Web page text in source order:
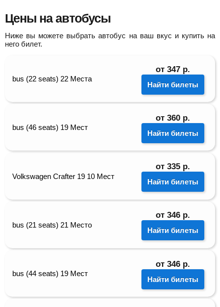
Цены на автобусы
Ниже вы можете выбрать автобус на ваш вкус и купить на
него билет.
bus (22 seats) 22 Места
от 347 р.
Найти билеты
bus (46 seats) 19 Мест
от 360 р.
Найти билеты
Volkswagen Crafter 19 10 Мест
от 335 р.
Найти билеты
bus (21 seats) 21 Место
от 346 р.
Найти билеты
bus (44 seats) 19 Мест
от 346 р.
Найти билеты